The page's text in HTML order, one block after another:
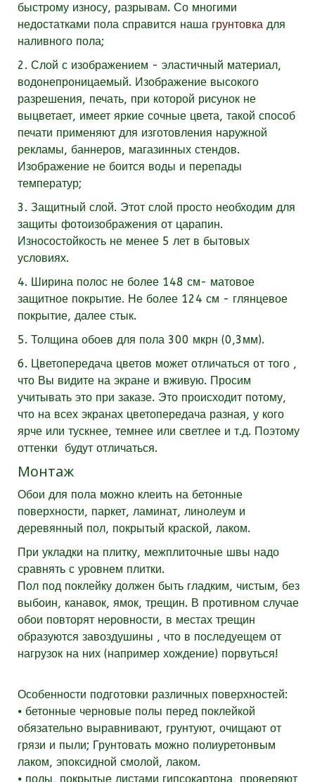
быстрому износу, разрывам. Со многими
недостатками пола справится наша грунтовка для
наливного пола;
2. Слой с изображением - эластичный материал,
водонепроницаемый. Изображение высокого
разрешения, печать, при которой рисунок не
выцветает, имеет яркие сочные цвета, такой способ
печати применяют для изготовления наружной
рекламы, баннеров, магазинных стендов.
Изображение не боится воды и перепады
температур;
3. Защитный слой. Этот слой просто необходим для
защиты фотоизображения от царапин.
Износостойкость не менее 5 лет в бытовых
условиях.
4. Ширина полос не более 148 см- матовое
защитное покрытие. Не более 124 см - глянцевое
покрытие, далее стык.
5. Толщина обоев для пола 300 мкрн (0,3мм).
6. Цветопередача цветов может отличаться от того ,
что Вы видите на экране и вживую. Просим
учитывать это при заказе. Это происходит потому,
что на всех экранах цветопередача разная, у кого
ярче или тускнее, темнее или светлее и т.д. Поэтому
оттенки будут отличаться.
Монтаж
Обои для пола можно клеить на бетонные
поверхности, паркет, ламинат, линолеум и
деревянный пол, покрытый краской, лаком.
При укладки на плитку, межплиточные швы надо
сравнять с уровнем плитки.
Пол под поклейку должен быть гладким, чистым, без
выбоин, канавок, ямок, трещин. В противном случае
обои повторят неровности, в местах трещин
образуются завоздушины , что в последуещем от
нагрузок на них (например хождение) порвуться!
Особенности подготовки различных поверхностей:
⦁ бетонные черновые полы перед поклейкой
обязательно выравнивают, грунтуют, очищают от
грязи и пыли; Грунтовать можно полиуретонвым
лаком, эпоксидной смолой, лаком.
⦁ полы, покрытые листами гипсокартона, проверяют